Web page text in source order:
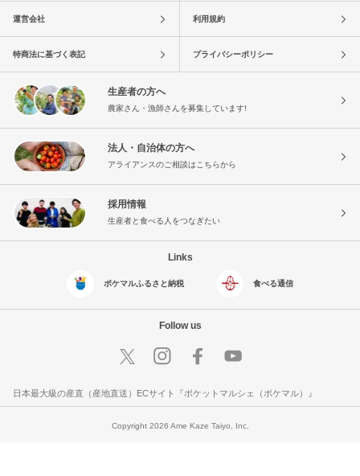
運営会社 利用規約
特商法に基づく表記 プライバシーポリシー
生産者の方へ
農家さん・漁師さんを募集しています!
法人・自治体の方へ
アライアンスのご相談はこちらから
採用情報
生産者と食べる人をつなぎたい
Links
ポケマルふるさと納税 食べる通信
Follow us
日本最大級の産直（産地直送）ECサイト『ポケットマルシェ（ポケマル）』
Copyright 2026 Ame Kaze Taiyo, Inc.